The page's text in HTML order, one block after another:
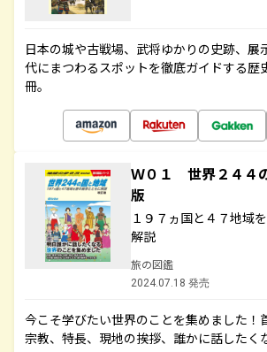
日本の城や古戦場、武将ゆかりの史跡、展
代にまつわるスポットを徹底ガイドする歴
冊。
Ｗ０１ 世界２４４
版
１９７ヵ国と４７地域
解説
旅の図鑑
2024.07.18 発売
今こそ学びたい世界のことを集めました！
宗教、特長、現地の挨拶、誰かに話したく